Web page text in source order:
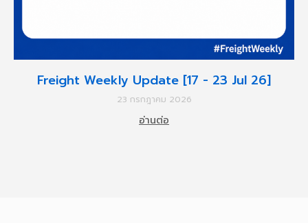
Freight Weekly Update [17 - 23 Jul 26]
23 กรกฎาคม 2026
อ่านต่อ